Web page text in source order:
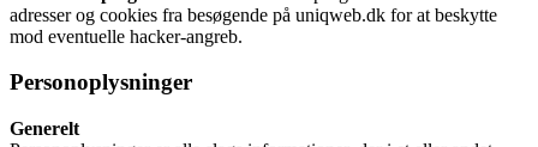
adresser og cookies fra besøgende på uniqweb.dk for at beskytte
mod eventuelle hacker-angreb.
Personoplysninger
Generelt